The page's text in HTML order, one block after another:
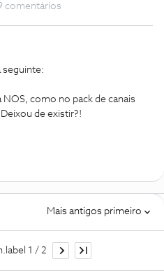
comentários
seguinte:
NOS, como no pack de canais
de existir?!
Mais antigos primeiro
1 / 2